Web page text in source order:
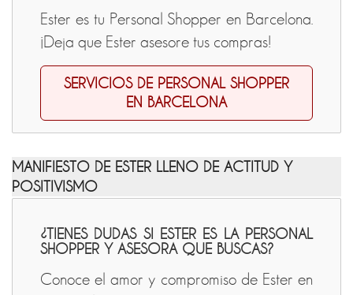
Ester es tu Personal Shopper en Barcelona.
¡Deja que Ester asesore tus compras!
SERVICIOS DE PERSONAL SHOPPER
EN BARCELONA
MANIFIESTO DE ESTER LLENO DE ACTITUD Y
POSITIVISMO
¿TIENES DUDAS SI ESTER ES LA PERSONAL
SHOPPER Y ASESORA QUE BUSCAS?
Conoce el amor y compromiso de Ester en